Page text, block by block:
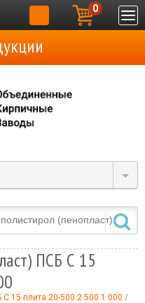
0
ПСБ С 15
15 плита 20-500 2 500 1 000